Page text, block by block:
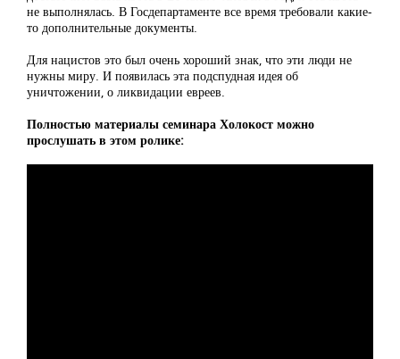
не выполнялась. В Госдепартаменте все время требовали какие-
то дополнительные документы.
Для нацистов это был очень хороший знак, что эти люди не
нужны миру. И появилась эта подспудная идея об
уничтожении, о ликвидации евреев.
Полностью материалы семинара Холокост можно
прослушать в этом ролике: